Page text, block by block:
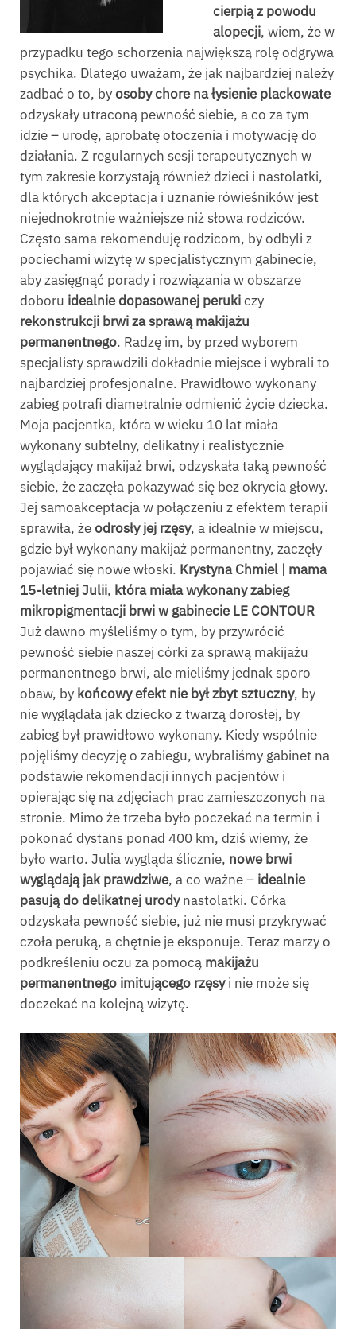
cierpią z powodu
alopecji, wiem, że w
przypadku tego schorzenia największą rolę odgrywa
psychika. Dlatego uważam, że jak najbardziej należy
zadbać o to, byosoby chore na łysienie plackowate
odzyskały utraconą pewność siebie, a co za tym
idzie – urodę, aprobatę otoczenia i motywację do
działania. Z regularnych sesji terapeutycznych w
tym zakresie korzystają również dzieci i nastolatki,
dla których akceptacja i uznanie rówieśników jest
niejednokrotnie ważniejsze niż słowa rodziców.
Często sama rekomenduję rodzicom, by odbyli z
pociechami wizytę w specjalistycznym gabinecie,
aby zasięgnąć porady i rozwiązania w obszarze
doboru idealnie dopasowanej perukiczy
rekonstrukcji brwi za sprawą makijażu
permanentnego. Radzę im, by przed wyborem
specjalisty sprawdzili dokładnie miejsce i wybrali to
najbardziej profesjonalne. Prawidłowo wykonany
zabieg potrafi diametralnie odmienić życie dziecka.
Moja pacjentka, która w wieku 10 lat miała
wykonany subtelny, delikatny i realistycznie
wyglądający makijaż brwi, odzyskała taką pewność
siebie, że zaczęła pokazywać się bez okrycia głowy.
Jej samoakceptacja w połączeniu z efektem terapii
sprawiła, żeodrosły jej rzęsy, a idealnie w miejscu,
gdzie był wykonany makijaż permanentny, zaczęły
pojawiać się nowe włoski. Krystyna Chmiel | mama
15-letniej Julii, która miała wykonany zabieg
mikropigmentacji brwi w gabinecie LE CONTOUR
Już dawno myśleliśmy o tym, by przywrócić
pewność siebie naszej córki za sprawą makijażu
permanentnego brwi, ale mieliśmy jednak sporo
obaw, by końcowy efekt nie był zbyt sztuczny, by
nie wyglądała jak dziecko z twarzą dorosłej, by
zabieg był prawidłowo wykonany. Kiedy wspólnie
pojęliśmy decyzję o zabiegu, wybraliśmy gabinet na
podstawie rekomendacji innych pacjentów i
opierając się na zdjęciach prac zamieszczonych na
stronie. Mimo że trzeba było poczekać na termin i
pokonać dystans ponad 400 km, dziś wiemy, że
było warto. Julia wygląda ślicznie, nowe brwi
wyglądają jak prawdziwe, a co ważne – idealnie
pasują do delikatnej urodynastolatki. Córka
odzyskała pewność siebie, już nie musi przykrywać
czoła peruką, a chętnie je eksponuje. Teraz marzy o
podkreśleniu oczu za pomocą makijażu
permanentnego imitującego rzęsyi nie może się
doczekać na kolejną wizytę.